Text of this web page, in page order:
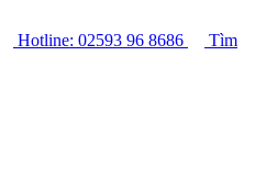
Hotline: 02593 96 8686
Tìm